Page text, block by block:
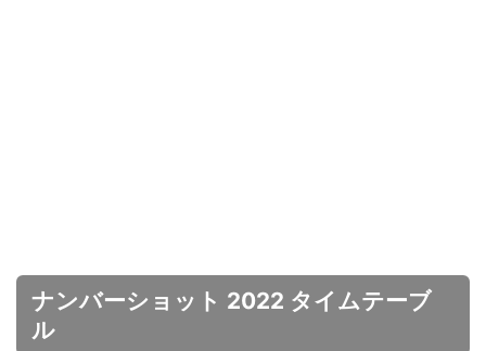
ナンバーショット 2022 タイムテーブ
ル